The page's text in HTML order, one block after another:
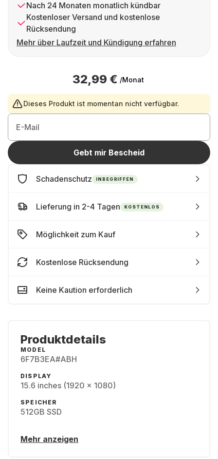
Nach 24 Monaten monatlich kündbar
Kostenloser Versand und kostenlose
Rücksendung
Mehr über Laufzeit und Kündigung erfahren
32,99 € /Monat
Dieses Produkt ist momentan nicht verfügbar.
E-Mail
Gebt mir Bescheid
Schadenschutz INBEGRIFFEN
Lieferung in 2-4 Tagen KOSTENLOS
Möglichkeit zum Kauf
Kostenlose Rücksendung
Keine Kaution erforderlich
Produktdetails
MODEL
6F7B3EA#ABH
DISPLAY
15.6 inches (1920 x 1080)
SPEICHER
512GB SSD
Mehr anzeigen